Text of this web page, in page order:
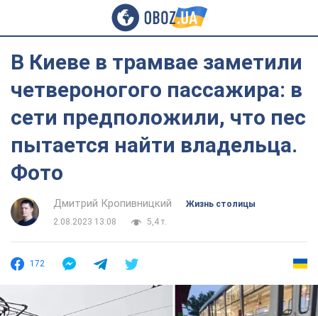
В Киеве в трамвае заметили
четвероногого пассажира: в
сети предположили, что пес
пытается найти владельца.
Фото
Дмитрий Кропивницкий
Жизнь столицы
2.08.2023 13:08
5,4 т.
172